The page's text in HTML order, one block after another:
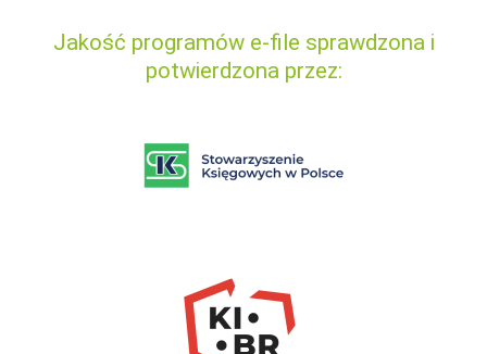
Jakość programów e-file sprawdzona i
potwierdzona przez: